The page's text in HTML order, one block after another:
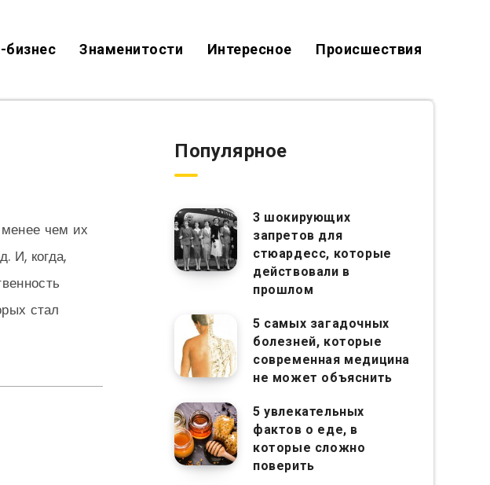
Знаменитости Интересное Происшествия
чем их
И, когда,
стал
Популярное
3 шокирующих
запретов для
стюардесс, которые
действовали в
прошлом
5 самых загадочных
болезней, которые
современная медицина
не может объяснить
5 увлекательных
фактов о еде, в
которые сложно
поверить